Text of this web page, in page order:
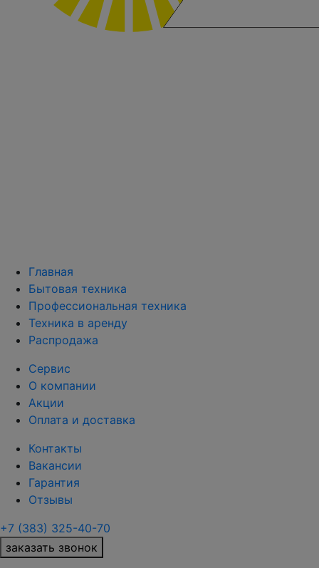
Главная
Бытовая техника
Профессиональная техника
Техника в аренду
Распродажа
Сервис
О компании
Акции
Оплата и доставка
Контакты
Вакансии
Гарантия
Отзывы
+7 (383) 325-40-70
заказать звонок